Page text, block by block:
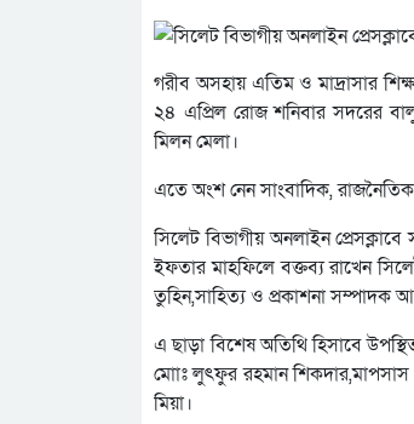
গরীব অসহায় এতিম ও মাদ্রাসার
২৪ এপ্রিল রোজ শনিবার সদরের
মিলন মেলা।
এতে অংশ নেন সাংবাদিক,
সিলেট বিভাগীয় অনলাইন
ইফতার মাহফিলে বক্তব্য রাখেন
তুহিন,সাহিত্য ও প্রকাশনা সম্পাদক
এ ছাড়া বিশেষ অতিথি হিসাবে
মোাঃ লুৎফুর রহমান
মিয়া।